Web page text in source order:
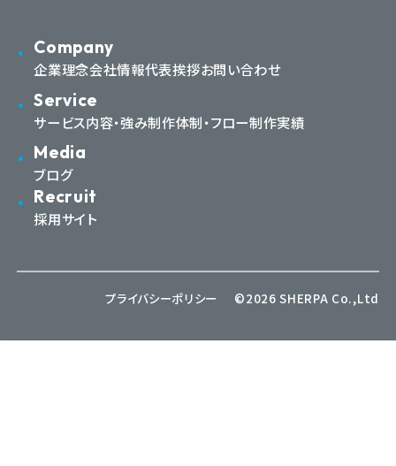
Company
企業理念会社情報代表挨拶お問い合わせ
Service
サービス内容・強み制作体制・フロー制作実績
Media
ブログ
Recruit
採用サイト
プライバシーポリシー ©2026 SHERPA Co.,Ltd